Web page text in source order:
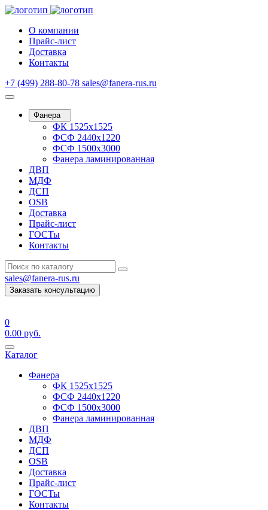
О компании
Прайс-лист
Доставка
Контакты
+7 (499) 288-80-78 sales@fanera-rus.ru
Фанера
ФК 1525х1525
ФСФ 2440х1220
ФСФ 1500х3000
Фанера ламинированная
ДВП
МДФ
ДСП
OSB
Доставка
Прайс-лист
ГОСТы
Контакты
sales@fanera-rus.ru
Заказать консультацию
0
0.00 руб.
Каталог
Фанера
ФК 1525х1525
ФСФ 2440х1220
ФСФ 1500х3000
Фанера ламинированная
ДВП
МДФ
ДСП
OSB
Доставка
Прайс-лист
ГОСТы
Контакты